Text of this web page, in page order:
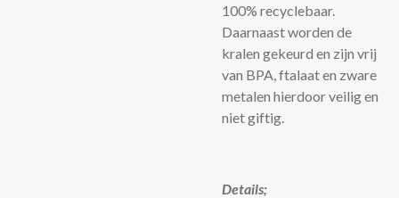
100% recyclebaar.
Daarnaast worden de
kralen gekeurd en zijn vrij
van BPA, ftalaat en zware
metalen hierdoor veilig en
niet giftig.
Details;